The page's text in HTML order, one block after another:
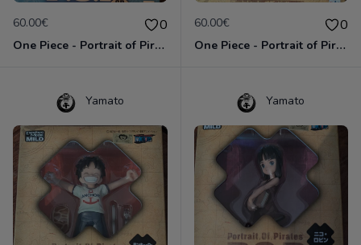
60.00€ 0
One Piece - Portrait of Pirates - Roronoa Zoro- Chibi
60.00€ 0
One Piece - Portrait of Pirates - Sanji - Chibi
Yamato Yamato